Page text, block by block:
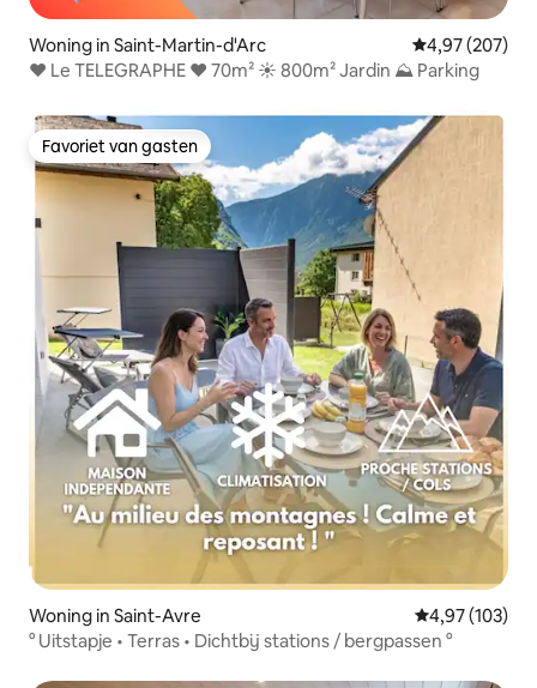
Woning in Saint-Martin-d'Arc Gemiddelde
4,97 (207)
❤ Le TELEGRAPHE ❤ 70m² ☀ 800m² Jardin ⛰ Parking
Favoriet van gasten
Favoriet van gasten
Woning in Saint-Avre Gemiddelde
4,97 (103)
° Uitstapje • Terras • Dichtbij stations / bergpassen °